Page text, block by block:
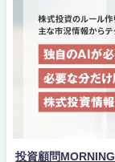
投資顧問